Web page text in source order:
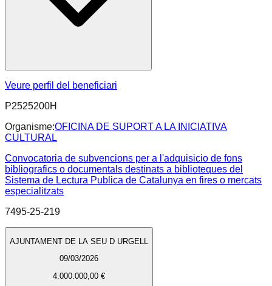
Veure perfil del beneficiari
P2525200H
Organisme:OFICINA DE SUPORT A LA INICIATIVA
CULTURAL
Convocatoria de subvencions per a l'adquisicio de fons
bibliografics o documentals destinats a biblioteques del
Sistema de Lectura Publica de Catalunya en fires o mercats
especialitzats
7495-25-219
AJUNTAMENT DE LA SEU D URGELL
09/03/2026
4.000.000,00 €